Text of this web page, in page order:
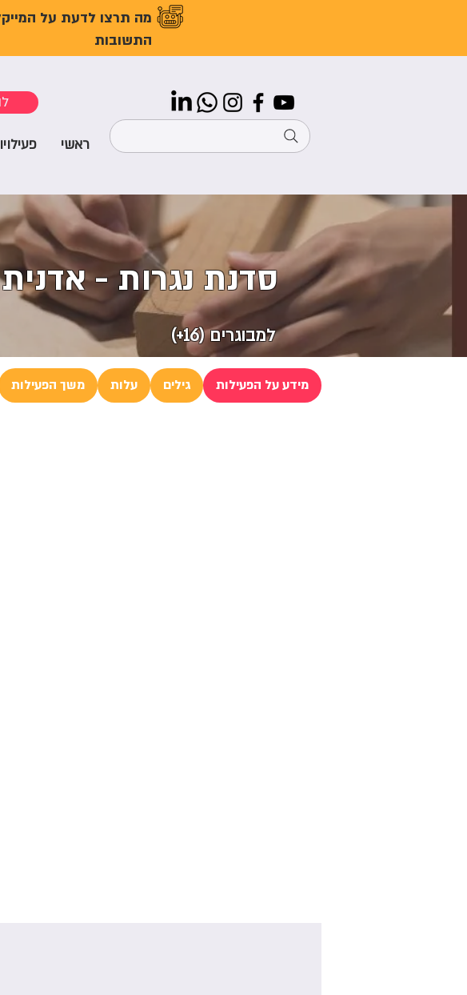
מה תרצו לדעת על
התשובות
ראשי
סדנת נגרות -
למבוגרים (16+)
מידע על הפעילות גילים עלות משך הפעילות